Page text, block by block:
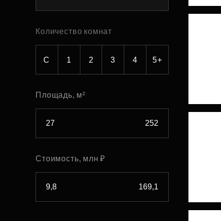
Рефинансирование
Количество комнат
С 1 2 3 4 5+
Площадь, м²
Стоимость, млн ₽